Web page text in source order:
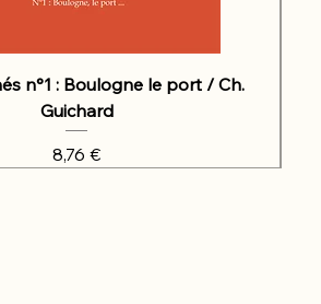
n°1 : Boulogne le port / Ch.
Guichard
Prix
8,76 €